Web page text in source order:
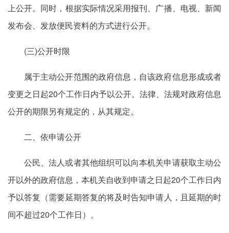
上公开。同时，根据实际情况采用报刊、广播、电视、新闻
发布会、发放便民资料的方式进行公开。
(三)公开时限
属于主动公开范围的政府信息，自该政府信息形成或者
变更之日起20个工作日内予以公开。法律、法规对政府信息
公开的期限另有规定的，从其规定。
二、依申请公开
公民、法人或者其他组织可以向本机关申请获取主动公
开以外的政府信息，本机关自收到申请之日起20个工作日内
予以答复（需要延期答复的将及时告知申请人，且延期的时
间不超过20个工作日）。